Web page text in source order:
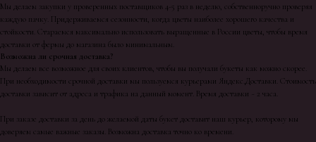
Мы делаем закупки у проверенных поставщиков 4-5 раз в неделю, собственноручно проверяя
каждую пачку. Придерживаемся сезонности, когда цветы наиболее хорошего качества и
стойкости. Стараемся максимально использовать выращенные в России цветы, чтобы время
доставки от фермы до магазина было минимальным.
Возможна ли срочная доставка?
Мы делаем все возможное для своих клиентов, чтобы вы получали букеты как можно скорее.
При необходимости срочной доставки мы пользуемся курьерами Яндекс.Доставки. Стоимость
доставки зависит от адреса и трафика на данный момент. Время доставки ~ 2 часа.
При заказе доставки за день до желаемой даты букет доставит наш курьер, которому мы
доверяем самые важные заказы. Возможна доставка точно ко времени.